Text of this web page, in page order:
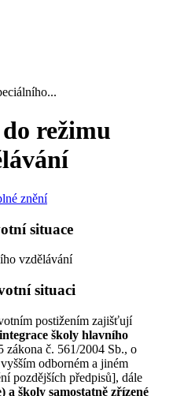
režimu
znění
situace
vzdělávání
situaci
postižením zajišťují
školy hlavního
zákona č. 561/2004 Sb., o
odborném a jiném
pozdějších předpisů], dále
a školy samostatně zřízené